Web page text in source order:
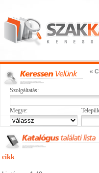
«
Szolgáltatás:
Megye:
cikk